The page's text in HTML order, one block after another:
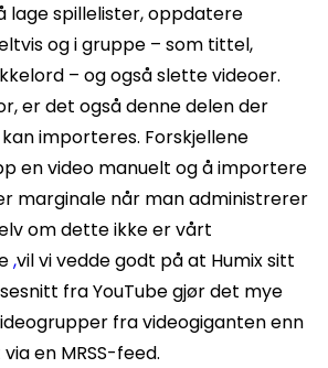
lage spillelister, oppdatere
og i gruppe – som tittel,
– og også slette videoer.
er det også denne delen der
importeres. Forskjellene
en video manuelt og å importere
marginale når man administrerer
om dette ikke er vårt
,vil vi vedde godt på at Humix sitt
fra YouTube gjør det mye
fra videogiganten enn
en MRSS-feed.